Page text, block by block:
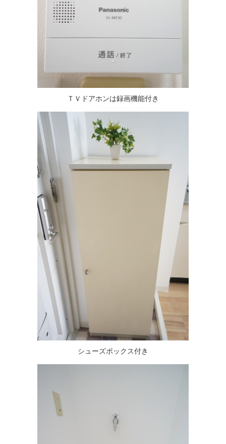
ＴＶドアホンは録画機能付き
シューズボックス付き